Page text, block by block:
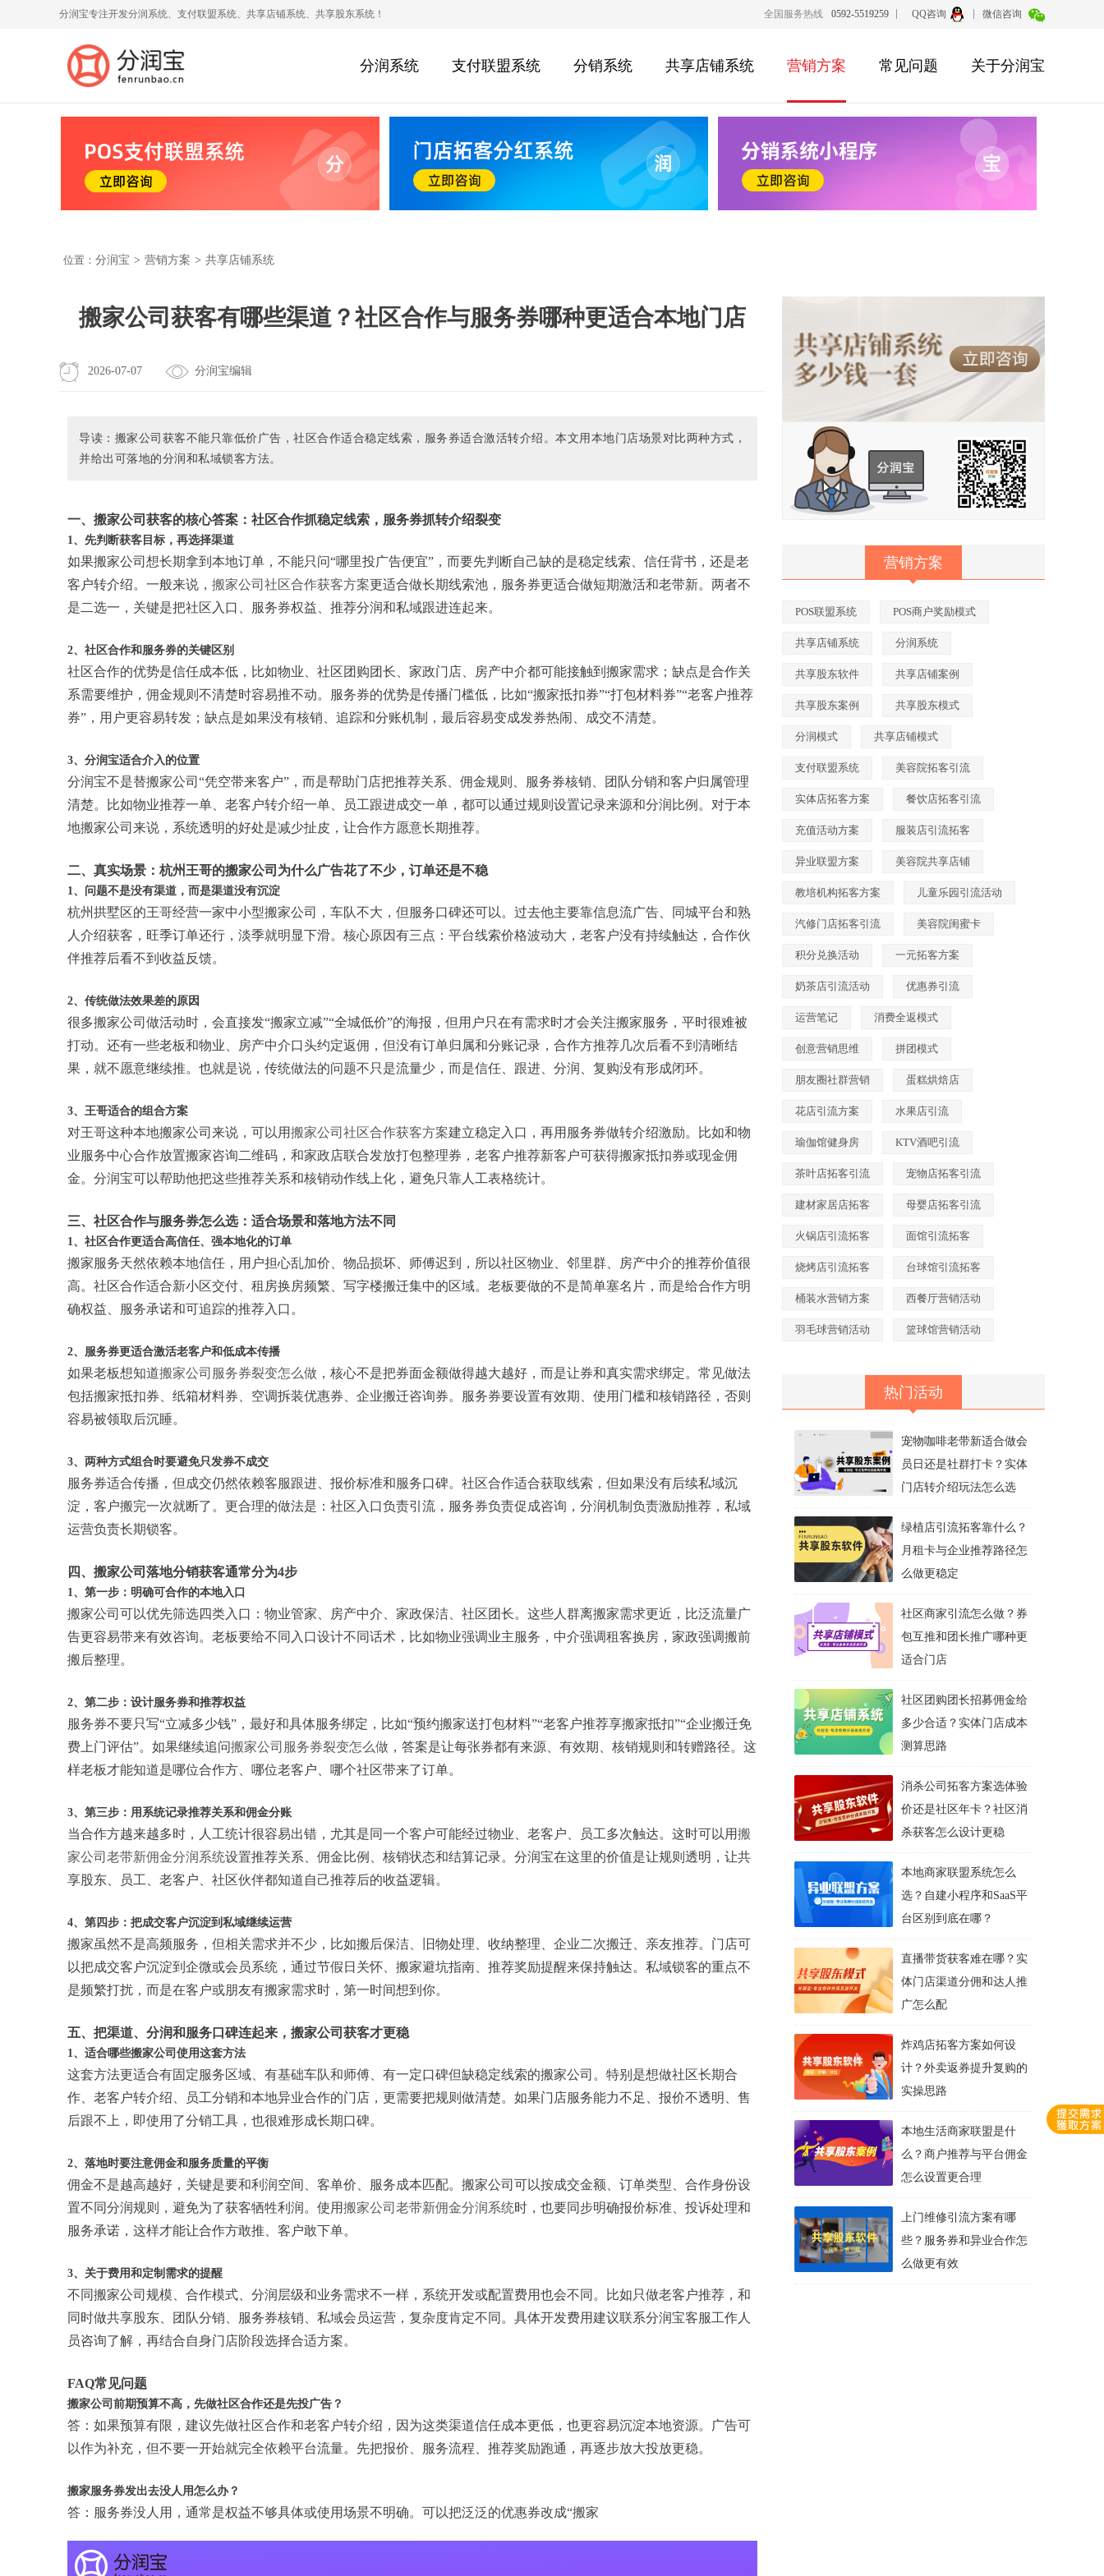
分润宝专注开发分润系统、支付联盟系统、共享店铺系统、共享股东系统！ 全国服务热线 0592-5519259 QQ咨询 微信咨询
分润系统 支付联盟系统 分销系统 共享店铺系统 营销方案 常见问题 关于分润宝
位置： 分润宝 > 营销方案 > 共享店铺系统
搬家公司获客有哪些渠道？社区合作与服务券哪种更适合本地门店
2026-07-07 分润宝编辑
导读：搬家公司获客不能只靠低价广告，社区合作适合稳定线索，服务券适合激活转介绍。本文用本地门店场景对比两种方式，
并给出可落地的分润和私域锁客方法。
一、搬家公司获客的核心答案：社区合作抓稳定线索，服务券抓转介绍裂变
1、先判断获客目标，再选择渠道
如果搬家公司想长期拿到本地订单，不能只问“哪里投广告便宜”，而要先判断自己缺的是稳定线索、信任背书，还是老
客户转介绍。一般来说， 搬家公司社区合作获客方案更适合做长期线索池，服务券更适合做短期激活和老带新。两者不
是二选一，关键是把社区入口、服务券权益、推荐分润和私域跟进连起来。
2、社区合作和服务券的关键区别
社区合作的优势是信任成本低，比如物业、社区团购团长、家政门店、房产中介都可能接触到搬家需求；缺点是合作关
系需要维护，佣金规则不清楚时容易推不动。服务券的优势是传播门槛低，比如“搬家抵扣券”“打包材料券”“老客户推荐
券”，用户更容易转发；缺点是如果没有核销、追踪和分账机制，最后容易变成发券热闹、成交不清楚。
3、分润宝适合介入的位置
分润宝不是替搬家公司“凭空带来客户”，而是帮助门店把推荐关系、佣金规则、服务券核销、团队分销和客户归属管理
清楚。比如物业推荐一单、老客户转介绍一单、员工跟进成交一单，都可以通过规则设置记录来源和分润比例。对于本
地搬家公司来说，系统透明的好处是减少扯皮，让合作方愿意长期推荐。
二、真实场景：杭州王哥的搬家公司为什么广告花了不少，订单还是不稳
1、问题不是没有渠道，而是渠道没有沉淀
杭州拱墅区的王哥经营一家中小型搬家公司，车队不大，但服务口碑还可以。过去他主要靠信息流广告、同城平台和熟
人介绍获客，旺季订单还行，淡季就明显下滑。核心原因有三点：平台线索价格波动大，老客户没有持续触达，合作伙
伴推荐后看不到收益反馈。
2、传统做法效果差的原因
很多搬家公司做活动时，会直接发“搬家立减”“全城低价”的海报，但用户只在有需求时才会关注搬家服务，平时很难被
打动。还有一些老板和物业、房产中介口头约定返佣，但没有订单归属和分账记录，合作方推荐几次后看不到清晰结
果，就不愿意继续推。也就是说，传统做法的问题不只是流量少，而是信任、跟进、分润、复购没有形成闭环。
3、王哥适合的组合方案
对王哥这种本地搬家公司来说，可以用搬家公司社区合作获客方案建立稳定入口，再用服务券做转介绍激励。比如和物
业服务中心合作放置搬家咨询二维码，和家政店联合发放打包整理券，老客户推荐新客户可获得搬家抵扣券或现金佣
金。分润宝可以帮助他把这些推荐关系和核销动作线上化，避免只靠人工表格统计。
三、社区合作与服务券怎么选：适合场景和落地方法不同
1、社区合作更适合高信任、强本地化的订单
搬家服务天然依赖本地信任，用户担心乱加价、物品损坏、师傅迟到，所以社区物业、邻里群、房产中介的推荐价值很
高。社区合作适合新小区交付、租房换房频繁、写字楼搬迁集中的区域。老板要做的不是简单塞名片，而是给合作方明
确权益、服务承诺和可追踪的推荐入口。
2、服务券更适合激活老客户和低成本传播
如果老板想知道搬家公司服务券裂变怎么做 ，核心不是把券面金额做得越大越好，而是让券和真实需求绑定。常见做法
包括搬家抵扣券、纸箱材料券、空调拆装优惠券、企业搬迁咨询券。服务券要设置有效期、使用门槛和核销路径，否则
容易被领取后沉睡。
3、两种方式组合时要避免只发券不成交
服务券适合传播，但成交仍然依赖客服跟进、报价标准和服务口碑。社区合作适合获取线索，但如果没有后续私域沉
淀，客户搬完一次就断了。更合理的做法是：社区入口负责引流，服务券负责促成咨询，分润机制负责激励推荐，私域
运营负责长期锁客。
四、搬家公司落地分销获客通常分为4步
1、第一步：明确可合作的本地入口
搬家公司可以优先筛选四类入口：物业管家、房产中介、家政保洁、社区团长。这些人群离搬家需求更近，比泛流量广
告更容易带来有效咨询。老板要给不同入口设计不同话术，比如物业强调业主服务，中介强调租客换房，家政强调搬前
搬后整理。
2、第二步：设计服务券和推荐权益
服务券不要只写“立减多少钱”，最好和具体服务绑定，比如“预约搬家送打包材料”“老客户推荐享搬家抵扣”“企业搬迁免
费上门评估”。如果继续追问搬家公司服务券裂变怎么做 ，答案是让每张券都有来源、有效期、核销规则和转赠路径。这
样老板才能知道是哪位合作方、哪位老客户、哪个社区带来了订单。
3、第三步：用系统记录推荐关系和佣金分账
当合作方越来越多时，人工统计很容易出错，尤其是同一个客户可能经过物业、老客户、员工多次触达。这时可以用搬
家公司老带新佣金分润系统设置推荐关系、佣金比例、核销状态和结算记录。分润宝在这里的价值是让规则透明，让共
享股东、员工、老客户、社区伙伴都知道自己推荐后的收益逻辑。
4、第四步：把成交客户沉淀到私域继续运营
搬家虽然不是高频服务，但相关需求并不少，比如搬后保洁、旧物处理、收纳整理、企业二次搬迁、亲友推荐。门店可
以把成交客户沉淀到企微或会员系统，通过节假日关怀、搬家避坑指南、推荐奖励提醒来保持触达。私域锁客的重点不
是频繁打扰，而是在客户或朋友有搬家需求时，第一时间想到你。
五、把渠道、分润和服务口碑连起来，搬家公司获客才更稳
1、适合哪些搬家公司使用这套方法
这套方法更适合有固定服务区域、有基础车队和师傅、有一定口碑但缺稳定线索的搬家公司。特别是想做社区长期合
作、老客户转介绍、员工分销和本地异业合作的门店，更需要把规则做清楚。如果门店服务能力不足、报价不透明、售
后跟不上，即使用了分销工具，也很难形成长期口碑。
2、落地时要注意佣金和服务质量的平衡
佣金不是越高越好，关键是要和利润空间、客单价、服务成本匹配。搬家公司可以按成交金额、订单类型、合作身份设
置不同分润规则，避免为了获客牺牲利润。使用搬家公司老带新佣金分润系统时，也要同步明确报价标准、投诉处理和
服务承诺，这样才能让合作方敢推、客户敢下单。
3、关于费用和定制需求的提醒
不同搬家公司规模、合作模式、分润层级和业务需求不一样，系统开发或配置费用也会不同。比如只做老客户推荐，和
同时做共享股东、团队分销、服务券核销、私域会员运营，复杂度肯定不同。具体开发费用建议联系分润宝客服工作人
员咨询了解，再结合自身门店阶段选择合适方案。
FAQ常见问题
搬家公司前期预算不高，先做社区合作还是先投广告？
答：如果预算有限，建议先做社区合作和老客户转介绍，因为这类渠道信任成本更低，也更容易沉淀本地资源。广告可
以作为补充，但不要一开始就完全依赖平台流量。先把报价、服务流程、推荐奖励跑通，再逐步放大投放更稳。
搬家服务券发出去没人用怎么办？
答：服务券没人用，通常是权益不够具体或使用场景不明确。可以把泛泛的优惠券改成“搬家
营销方案
POS联盟系统 POS商户奖励模式
共享店铺系统 分润系统
共享股东软件 共享店铺案例
共享股东案例 共享股东模式
分润模式 共享店铺模式
支付联盟系统 美容院拓客引流
实体店拓客方案 餐饮店拓客引流
充值活动方案 服装店引流拓客
异业联盟方案 美容院共享店铺
教培机构拓客方案 儿童乐园引流活动
汽修门店拓客引流 美容院闺蜜卡
积分兑换活动 一元拓客方案
奶茶店引流活动 优惠券引流
运营笔记 消费全返模式
创意营销思维 拼团模式
朋友圈社群营销 蛋糕烘焙店
花店引流方案 水果店引流
瑜伽馆健身房 KTV酒吧引流
茶叶店拓客引流 宠物店拓客引流
建材家居店拓客 母婴店拓客引流
火锅店引流拓客 面馆引流拓客
烧烤店引流拓客 台球馆引流拓客
桶装水营销方案 西餐厅营销活动
羽毛球营销活动 篮球馆营销活动
热门活动
宠物咖啡老带新适合做会
员日还是社群打卡？实体
门店转介绍玩法怎么选
绿植店引流拓客靠什么？
月租卡与企业推荐路径怎
么做更稳定
社区商家引流怎么做？券
包互推和团长推广哪种更
适合门店
社区团购团长招募佣金给
多少合适？实体门店成本
测算思路
消杀公司拓客方案选体验
价还是社区年卡？社区消
杀获客怎么设计更稳
本地商家联盟系统怎么
选？自建小程序和SaaS平
台区别到底在哪？
直播带货获客难在哪？实
体门店渠道分佣和达人推
广怎么配
炸鸡店拓客方案如何设
计？外卖返券提升复购的
实操思路
本地生活商家联盟是什
么？商户推荐与平台佣金
怎么设置更合理
上门维修引流方案有哪
些？服务券和异业合作怎
么做更有效